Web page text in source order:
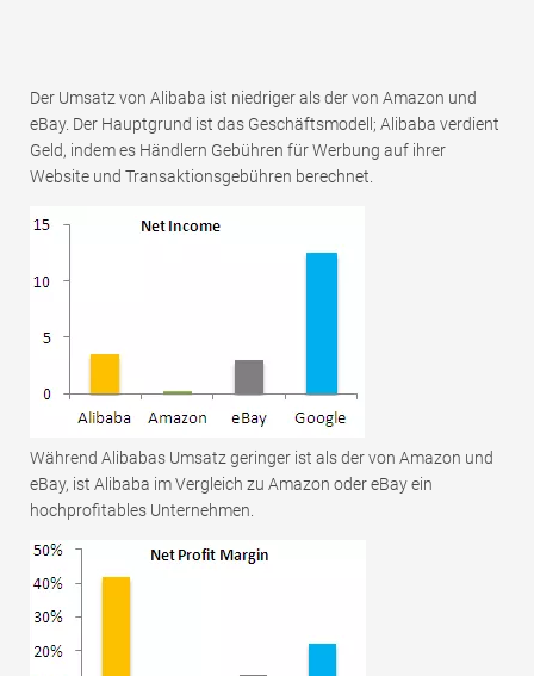
Der Umsatz von Alibaba ist niedriger als der von Amazon und
eBay. Der Hauptgrund ist das Geschäftsmodell; Alibaba verdient
Geld, indem es Händlern Gebühren für Werbung auf ihrer
Website und Transaktionsgebühren berechnet.
Während Alibabas Umsatz geringer ist als der von Amazon und
eBay, ist Alibaba im Vergleich zu Amazon oder eBay ein
hochprofitables Unternehmen.